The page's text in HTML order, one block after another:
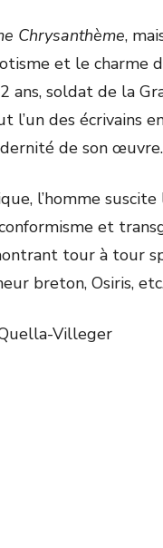
Chrysanthème,
et le charme
ans, soldat de la
l’un des écrivains
de son
l’homme suscite
et
tour à tour
breton, Osiris,
Villeger